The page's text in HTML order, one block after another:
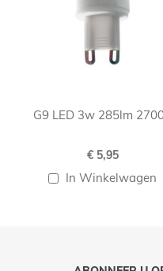
G9 LED 3w 285lm
€ 5,95
In Winkelwagen